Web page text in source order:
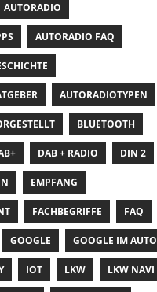
AUTORADIO
AUTORADIO FAQ
AUTORADIOTYPEN
BLUETOOTH
DAB + RADIO DIN 2
EMPFANG
FACHBEGRIFFE FAQ
GOOGLE GOOGLE IM AUTO
IOT LKW LKW NAVI